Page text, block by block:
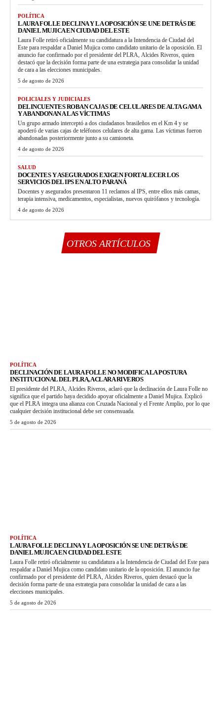
POLÍTICA
LAURA FOLLE DECLINA Y LA OPOSICIÓN SE UNE DETRÁS DE
DANIEL MUJICA EN CIUDAD DEL ESTE
Laura Folle retiró oficialmente su candidatura a la Intendencia de Ciudad del
Este para respaldar a Daniel Mujica como candidato unitario de la oposición. El
anuncio fue confirmado por el presidente del PLRA, Alcides Riveros, quien
destacó que la decisión forma parte de una estrategia para consolidar la unidad
de cara a las elecciones municipales.
5 de agosto de 2026
POLICIALES Y JUDICIALES
DELINCUENTES ROBAN CAJAS DE CELULARES DE ALTA GAMA
Y ABANDONAN A LAS VÍCTIMAS
Un grupo armado interceptó a dos ciudadanos brasileños en el Km 4 y se
apoderó de varias cajas de teléfonos celulares de alta gama. Las víctimas fueron
abandonadas posteriormente junto a su camioneta.
4 de agosto de 2026
SALUD
DOCENTES Y ASEGURADOS EXIGEN FORTALECER LOS
SERVICIOS DEL IPS EN ALTO PARANÁ
Docentes y asegurados presentaron 11 reclamos al IPS, entre ellos más camas,
terapia intensiva, medicamentos, especialistas, nuevos quirófanos y tecnología.
4 de agosto de 2026
OTROS ARTÍCULOS
POLÍTICA
DECLINACIÓN DE LAURA FOLLE NO MODIFICA LA POSTURA
INSTITUCIONAL DEL PLRA, ACLARA RIVEROS
El presidente del PLRA, Alcides Riveros, aclaró que la declinación de Laura Folle no
significa que el partido haya decidido apoyar oficialmente a Daniel Mujica. Explicó
que el PLRA integra una alianza con Cruzada Nacional y el Frente Amplio, por lo que
cualquier decisión institucional debe ser consensuada.
5 de agosto de 2026
POLÍTICA
LAURA FOLLE DECLINA Y LA OPOSICIÓN SE UNE DETRÁS DE
DANIEL MUJICA EN CIUDAD DEL ESTE
Laura Folle retiró oficialmente su candidatura a la Intendencia de Ciudad del Este para
respaldar a Daniel Mujica como candidato unitario de la oposición. El anuncio fue
confirmado por el presidente del PLRA, Alcides Riveros, quien destacó que la
decisión forma parte de una estrategia para consolidar la unidad de cara a las
elecciones municipales.
5 de agosto de 2026